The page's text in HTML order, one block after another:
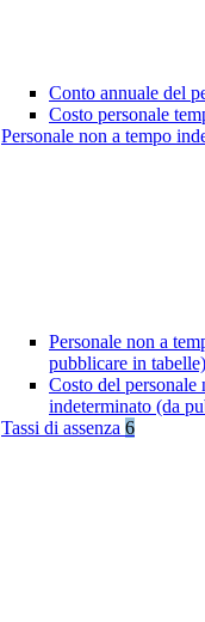
Conto annuale del
Costo personale
Personale non a tempo
Personale non a
pubblicare in tabelle)
Costo del personale
indeterminato (da
Tassi di assenza 6